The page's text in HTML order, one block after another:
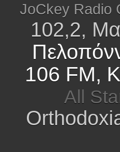
JoCkey Radio
102,2,
106 FM,
All